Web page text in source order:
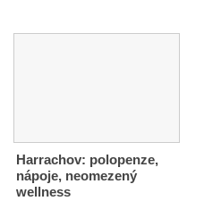
Harrachov: polopenze,
nápoje, neomezený
wellness